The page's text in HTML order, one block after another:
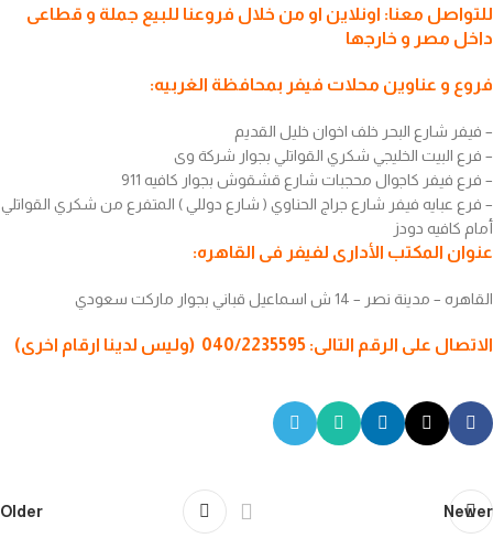
للتواصل معنا: اونلاين او من خلال فروعنا للبيع جملة و قطاعى
داخل مصر و خارجها
فروع و عناوين محلات فيفر بمحافظة الغربيه:
– فيفر شارع البحر خلف اخوان خليل القديم
– فرع البيت الخليجي شكري القواتلي بجوار شركة وى
– فرع فيفر كاجوال محجبات شارع قشقوش بجوار كافيه 911
– فرع عبايه فيفر شارع جراج الحناوي ( شارع دوللي ) المتفرع من شكري القواتلي
أمام كافيه دودز
عنوان المكتب الأدارى لفيفر فى القاهره:
القاهره – مدينة نصر – 14 ش اسماعيل قباني بجوار ماركت سعودي
الاتصال على الرقم التالى: 040/2235595 (وليس لدينا ارقام اخرى)
Newer
Older